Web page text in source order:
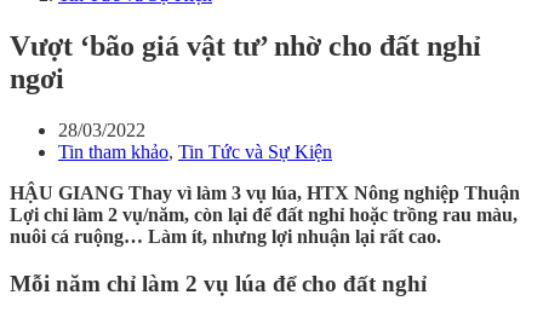
Vượt ‘bão giá vật tư’ nhờ cho đất nghỉ
ngơi
28/03/2022
Tin tham khảo, Tin Tức và Sự Kiện
HẬU GIANG Thay vì làm 3 vụ lúa, HTX Nông nghiệp Thuận
Lợi chỉ làm 2 vụ/năm, còn lại để đất nghỉ hoặc trồng rau màu,
nuôi cá ruộng… Làm ít, nhưng lợi nhuận lại rất cao.
Mỗi năm chỉ làm 2 vụ lúa để cho đất nghỉ